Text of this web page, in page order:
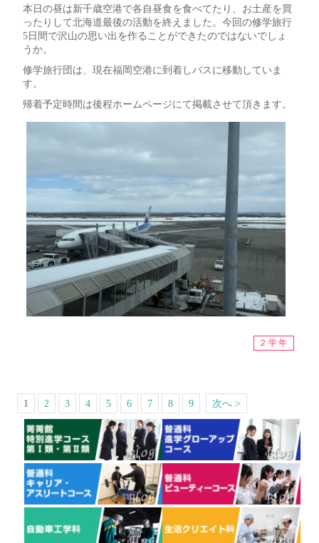
本日の昼は新千歳空港で各自昼食を食べてたり、お土産を買
ったりして北海道最後の活動を終えました。今回の修学旅行
5日間で沢山の思い出を作ることができたのではないでしょ
うか。
修学旅行団は、現在福岡空港に到着しバスに移動していま
す。
帰着予定時間は後程ホームページにて掲載させて頂きます。
２学年
1 2 3 4 5 6 7 8 9 次へ >